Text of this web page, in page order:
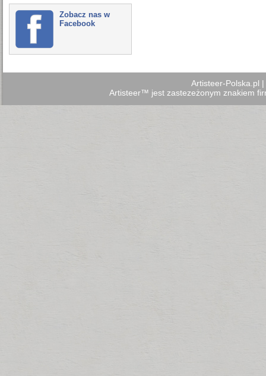
Zobacz nas w
Facebook
Artisteer-Polska.pl
Artisteer™ jest zastezeżonym znakiem